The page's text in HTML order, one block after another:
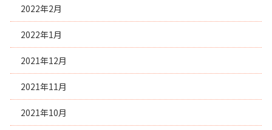
2022年2月
2022年1月
2021年12月
2021年11月
2021年10月